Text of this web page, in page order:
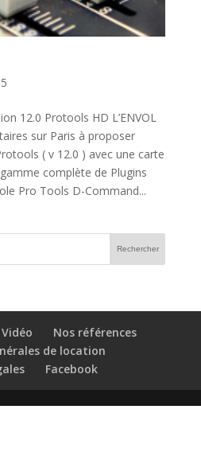
12.0 Protools HD L’ENVOL
sur Paris à proposer
( v 12.0 ) avec une carte
complète de Plugins
Pro Tools D-Command...
Nos références
de location
Facebook